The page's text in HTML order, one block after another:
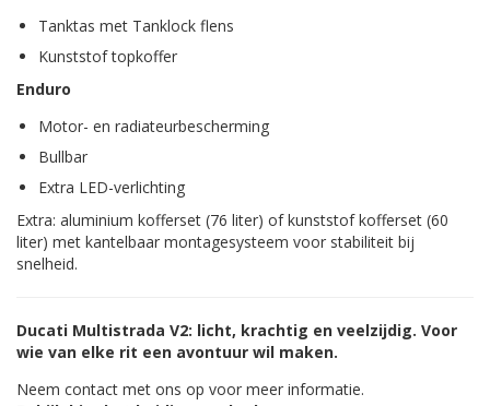
Tanktas met Tanklock flens
Kunststof topkoffer
Enduro
Motor- en radiateurbescherming
Bullbar
Extra LED-verlichting
Extra: aluminium kofferset (76 liter) of kunststof kofferset (60
liter) met kantelbaar montagesysteem voor stabiliteit bij
snelheid.
Ducati Multistrada V2: licht, krachtig en veelzijdig. Voor
wie van elke rit een avontuur wil maken.
Neem contact met ons op voor meer informatie.